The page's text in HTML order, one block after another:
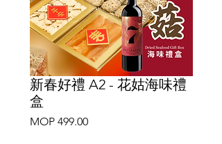
新春好禮 A2 - 花姑海味禮
盒
MOP 499.00Price